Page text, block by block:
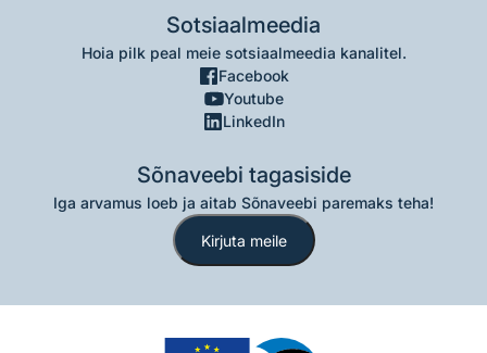
Sotsiaalmeedia
Hoia pilk peal meie sotsiaalmeedia kanalitel.
Facebook
Youtube
LinkedIn
Sõnaveebi tagasiside
Iga arvamus loeb ja aitab Sõnaveebi paremaks teha!
Kirjuta meile